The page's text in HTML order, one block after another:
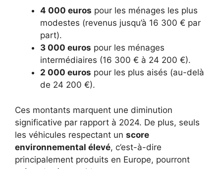
4 000 euros pour les ménages les plus
modestes (revenus jusqu’à 16 300 € par
part).
3 000 euros pour les ménages
intermédiaires (16 300 € à 24 200 €).
2 000 euros pour les plus aisés (au-delà
de 24 200 €).
Ces montants marquent une diminution
significative par rapport à 2024. De plus, seuls
les véhicules respectant un score
environnemental élevé, c’est-à-dire
principalement produits en Europe, pourront